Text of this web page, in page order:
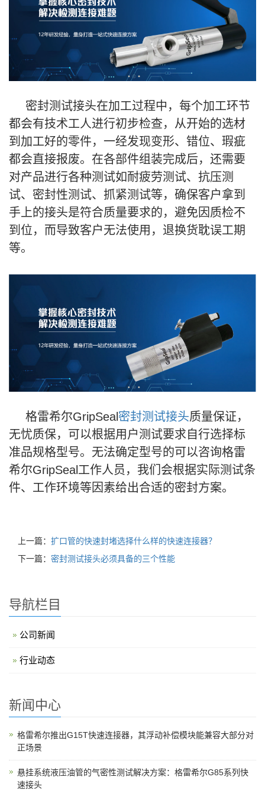
密封测试接头在加工过程中，每个加工环节
都会有技术工人进行初步检查，从开始的选材
到加工好的零件，一经发现变形、错位、瑕疵
都会直接报废。在各部件组装完成后，还需要
对产品进行各种测试如耐疲劳测试、抗压测
试、密封性测试、抓紧测试等，确保客户拿到
手上的接头是符合质量要求的，避免因质检不
到位，而导致客户无法使用，退换货耽误工期
等。
格雷希尔GripSeal 密封测试接头质量保证，
无忧质保，可以根据用户测试要求自行选择标
准品规格型号。无法确定型号的可以咨询格雷
希尔GripSeal工作人员，我们会根据实际测试条
件、工作环境等因素给出合适的密封方案。
上一篇： 扩口管的快速封堵选择什么样的快速连接器？
下一篇： 密封测试接头必须具备的三个性能
导航栏目
公司新闻
行业动态
新闻中心
格雷希尔推出G15T快速连接器，其浮动补偿模块能兼容大部分对
正场景
悬挂系统液压油管的气密性测试解决方案：格雷希尔G85系列快
速接头